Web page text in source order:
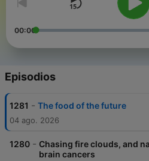
00:00
Episodios
1281 - The food of the future
04 ago. 2026
1280 - Chasing fire clouds, and
brain cancers